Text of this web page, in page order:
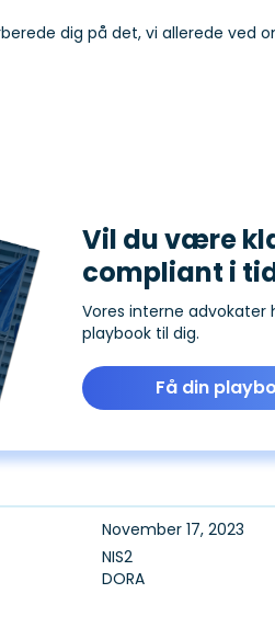
dig på det, vi allerede ved
Vil du være
compliant i
Vores interne advokater
playbook til dig.
Få din
November 17, 2023
NIS2
DORA